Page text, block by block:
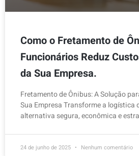
Como o Fretamento de
Funcionários Reduz
da Sua Empresa.
Fretamento de Ônibus: A Solução
Sua Empresa Transforme a logística
alternativa segura, econômica e
24 de junho de 2025 Nenhum comentário